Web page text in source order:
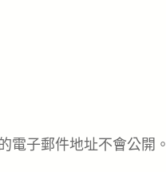
電子郵件地址不會公開。